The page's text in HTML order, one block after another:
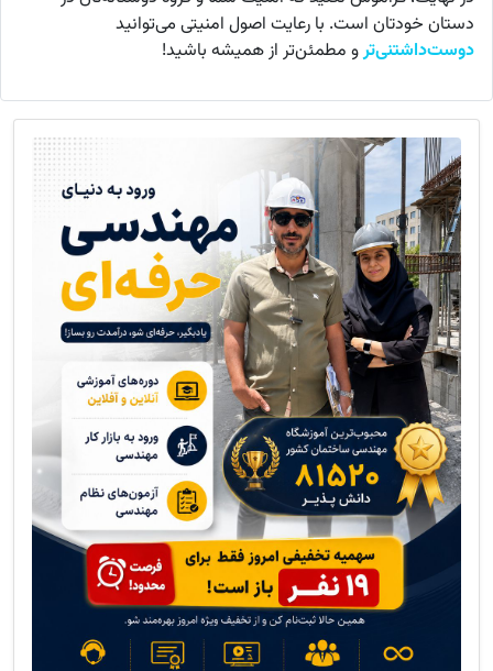
دستان خودتان است. با رعایت اصول امنیتی می‌توانید
دوست‌داشتنی‌ترو مطمئن‌تر از همیشه باشید!